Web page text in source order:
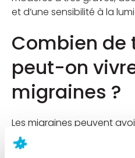
et d’une sensibilité à la
Combien de
peut-on
migraines ?
Les migraines peuvent
sur la vie quotidienne,
personnes souffrant de